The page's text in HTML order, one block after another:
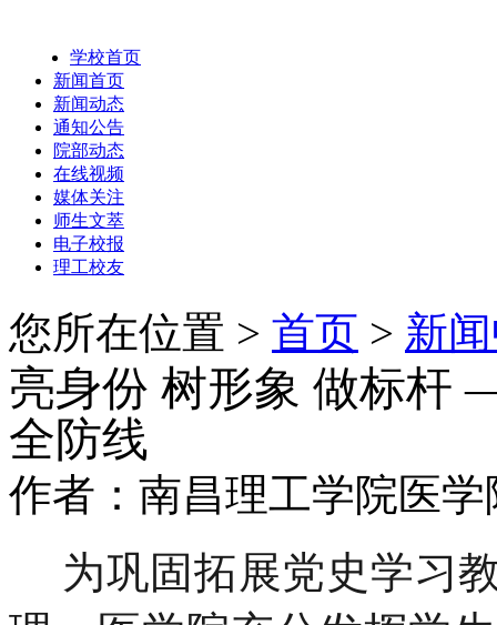
学校首页
新闻首页
新闻动态
通知公告
院部动态
在线视频
媒体关注
师生文萃
电子校报
理工校友
您所在位置 > 首页 > 新
亮身份 树形象 做标杆
全防线
作者：南昌理工学院医
为巩固拓展党史学习